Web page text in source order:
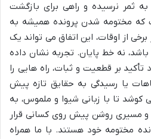
ثمر نرسیده و راهی برای بازگشت
مختومه شدن پرونده همیشه به
از اوقات، این اتفاق می تواند یک
نه خط پایان. تجربه نشان داده
بر قطعیت و ثبات، راه هایی را
یا رسیدگی به حقایق تازه پیش
کوشد تا با زبانی شیوا و ملموس، به
و مسیری روشن پیش روی کسانی قرار
مختومه خود هستند. با ما همراه